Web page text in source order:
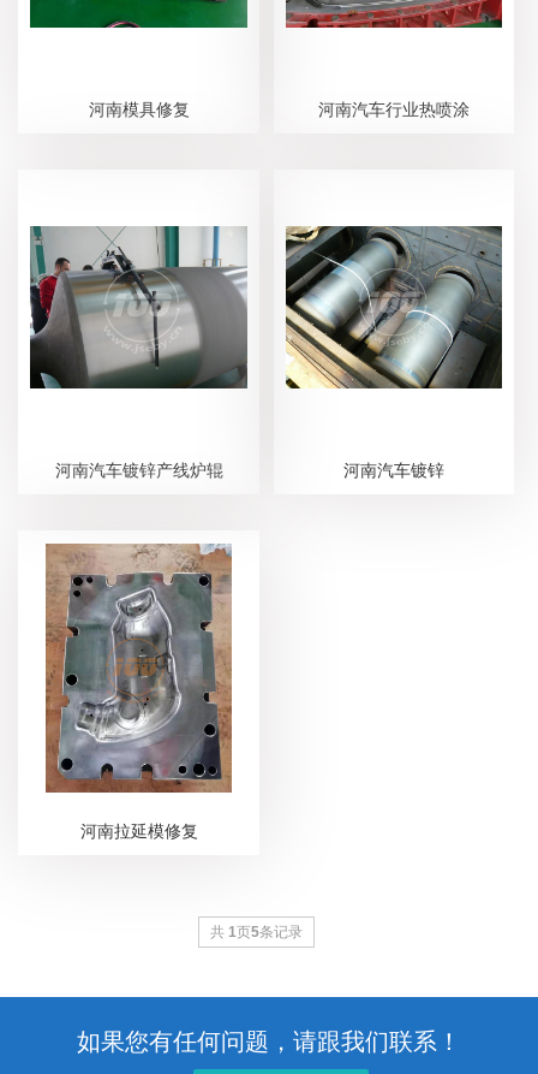
河南模具修复 河南汽车行业热喷涂
河南汽车镀锌产线炉辊 河南汽车镀锌
河南拉延模修复
共 1页5条记录
如果您有任何问题，请跟我们联系！